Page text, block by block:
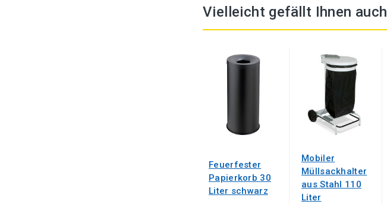
Vielleicht gefällt Ihnen auch
Feuerfester
Papierkorb 30
Liter schwarz
Mobiler
Müllsackhalter
aus Stahl 110
Liter